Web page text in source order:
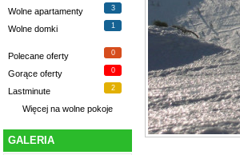
Wolne apartamenty 3
Wolne domki 1
Polecane oferty 0
Gorące oferty 0
Lastminute 2
Więcej na wolne pokoje
GALERIA